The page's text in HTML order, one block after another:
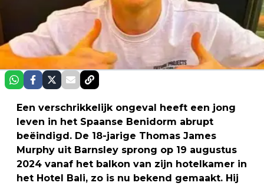
Een verschrikkelijk ongeval heeft een jong
leven in het Spaanse Benidorm abrupt
beëindigd. De 18-jarige Thomas James
Murphy uit Barnsley sprong op 19 augustus
2024 vanaf het balkon van zijn hotelkamer in
het Hotel Bali, zo is nu bekend gemaakt. Hij